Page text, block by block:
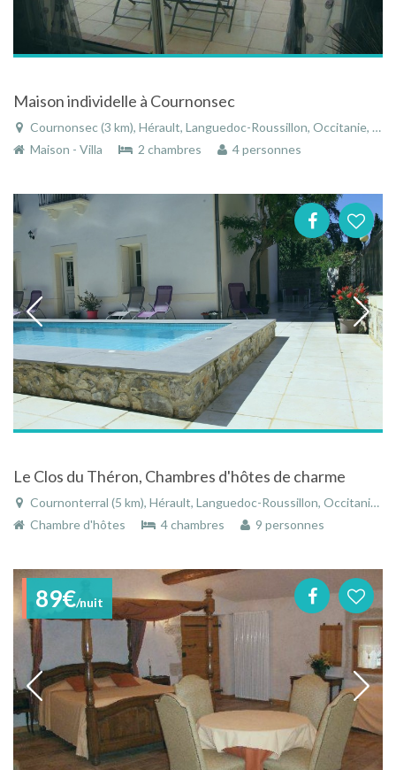
Maison individelle à Cournonsec
Cournonsec (3 km), Hérault, Languedoc-Roussillon, Occitanie, France
Maison - Villa
2 chambres 4 personnes
Le Clos du Théron, Chambres d'hôtes de charme
Cournonterral (5 km), Hérault, Languedoc-Roussillon, Occitanie, France
Chambre d'hôtes
4 chambres 9 personnes
89€/nuit